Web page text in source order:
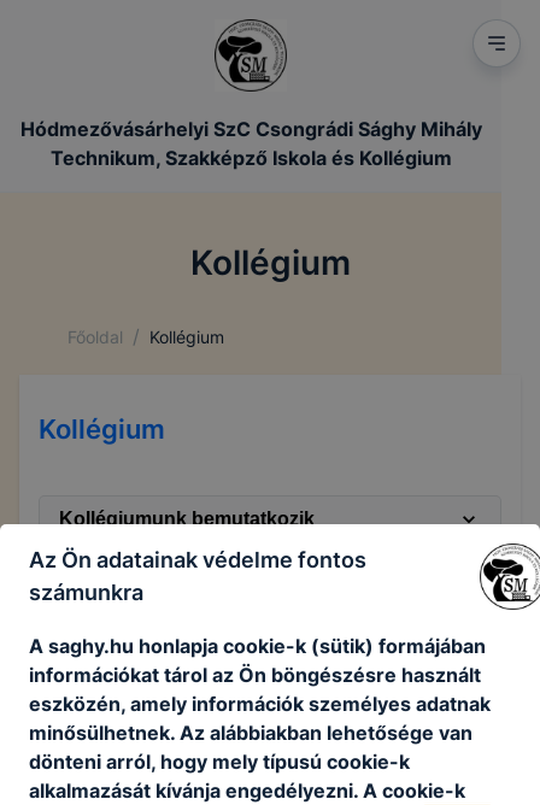
Hódmezővásárhelyi SzC Csongrádi Sághy Mihály
Technikum, Szakképző Iskola és Kollégium
Kollégium
Főoldal / Kollégium
Kollégium
Kollégiumunk bemutatkozik
A kolesz napirendje
Kollégiumi beiratkozási adatlap
Beköltözéssel kapcsolatos információk
Kollégiumi munkaterv 2025-2026
Az Ön adatainak védelme fontos
számunkra
A saghy.hu honlapja cookie-k (sütik) formájában
információkat tárol az Ön böngészésre használt
eszközén, amely információk személyes adatnak
minősülhetnek. Az alábbiakban lehetősége van
dönteni arról, hogy mely típusú cookie-k
alkalmazását kívánja engedélyezni. A cookie-k